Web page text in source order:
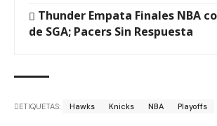
Thunder Empata Finales NBA
de SGA; Pacers Sin Respuesta
ETIQUETAS: Hawks Knicks NBA Playoffs